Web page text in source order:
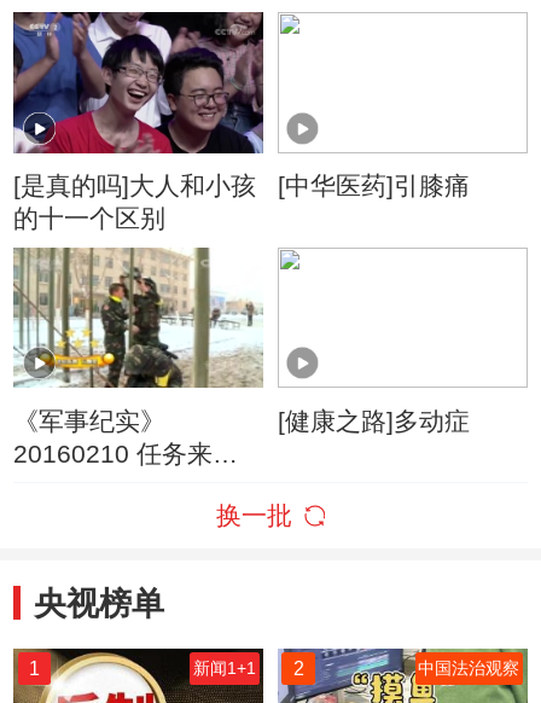
的
富逆袭
[是真的吗]大人和小孩
的十一个区别
[中华医药]引膝痛
《军事纪实》
20160210 任务来了②
[健康之路]多动症
换一批
央视榜单
1 新闻1+1 2 中国法治观察